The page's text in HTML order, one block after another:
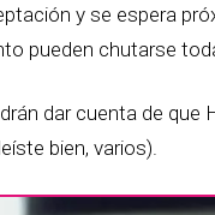
y se espera
pueden chutarse
dar cuenta de que
bien, varios).